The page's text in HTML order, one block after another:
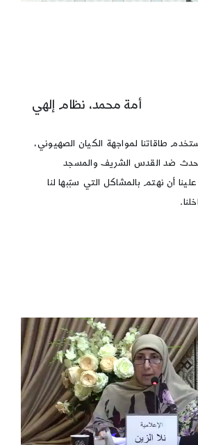
أمة محمد، نظام إلهي
طاقاتنا لمواجهة الكيان الصهيوني،
ضد القدس الشريف والمسجد
أن نهتم بالمشاكل التي سبّبها لنا